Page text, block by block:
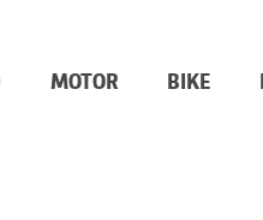
MOTOR BIKE